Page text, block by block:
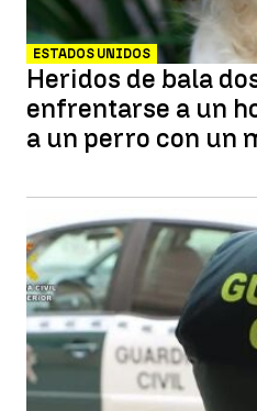
ESTADOS UNIDOS
Heridos de bala
enfrentarse a un
a un perro con un